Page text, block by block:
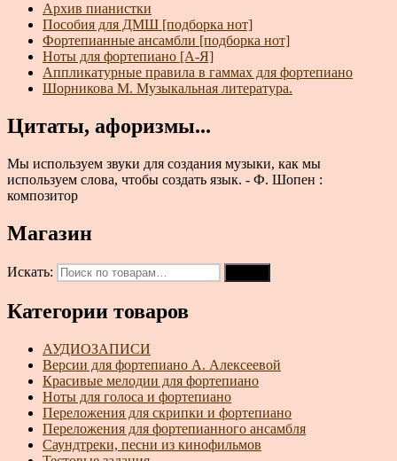
Архив пианистки
Пособия для ДМШ [подборка нот]
Фортепианные ансамбли [подборка нот]
Ноты для фортепиано [А-Я]
Аппликатурные правила в гаммах для фортепиано
Шорникова М. Музыкальная литература.
Цитаты, афоризмы...
Мы используем звуки для создания музыки, как мы
используем слова, чтобы создать язык. - Ф. Шопен :
композитор
Магазин
Искать:
Категории товаров
АУДИОЗАПИСИ
Версии для фортепиано А. Алексеевой
Красивые мелодии для фортепиано
Ноты для голоса и фортепиано
Переложения для скрипки и фортепиано
Переложения для фортепианного ансамбля
Саундтреки, песни из кинофильмов